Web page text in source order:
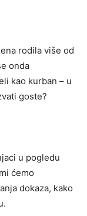
rodila više od
onda
kao kurban – u
goste?
u pogledu
ćemo
dokaza, kako